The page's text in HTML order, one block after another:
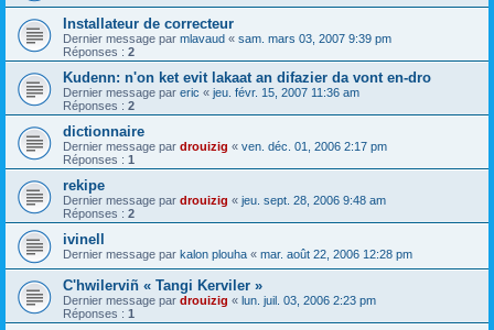
Installateur de correcteur
Dernier message par mlavaud « sam. mars 03, 2007 9:39 pm
Réponses : 2
Kudenn: n'on ket evit lakaat an difazier da vont en-dro
Dernier message par eric « jeu. févr. 15, 2007 11:36 am
Réponses : 2
dictionnaire
Dernier message par drouizig « ven. déc. 01, 2006 2:17 pm
Réponses : 1
rekipe
Dernier message par drouizig « jeu. sept. 28, 2006 9:48 am
Réponses : 2
ivinell
Dernier message par kalon plouha « mar. août 22, 2006 12:28 pm
C'hwilerviñ « Tangi Kerviler »
Dernier message par drouizig « lun. juil. 03, 2006 2:23 pm
Réponses : 1